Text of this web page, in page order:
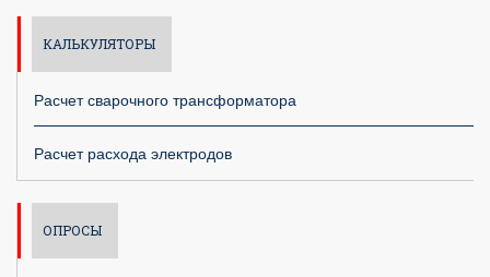
КАЛЬКУЛЯТОРЫ
Расчет сварочного трансформатора
Расчет расхода электродов
ОПРОСЫ